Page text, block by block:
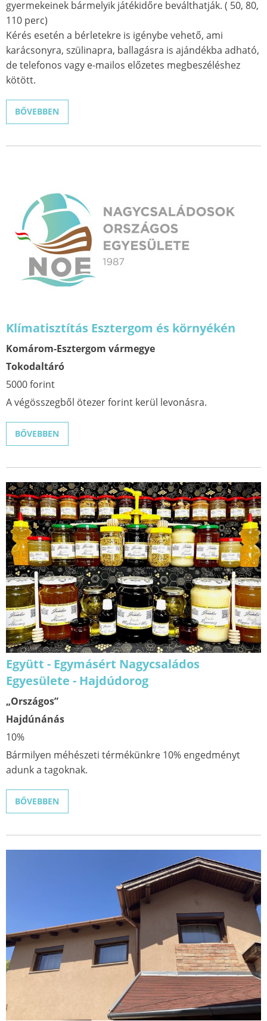
gyermekeinek bármelyik játékidőre beválthatják. ( 50, 80,
110 perc)
Kérés esetén a bérletekre is igénybe vehető, ami
karácsonyra, szülinapra, ballagásra is ajándékba adható,
de telefonos vagy e-mailos előzetes megbeszéléshez
kötött.
BŐVEBBEN
Klímatisztítás Esztergom és környékén
Komárom-Esztergom vármegye
Tokodaltáró
5000 forint
A végösszegből ötezer forint kerül levonásra.
BŐVEBBEN
Együtt - Egymásért Nagycsaládos
Egyesülete - Hajdúdorog
„Országos”
Hajdúnánás
10%
Bármilyen méhészeti térmékünkre 10% engedményt
adunk a tagoknak.
BŐVEBBEN